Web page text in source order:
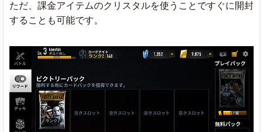
ただ、課金アイテムのクリスタルを使うことですぐに開封
することも可能です。